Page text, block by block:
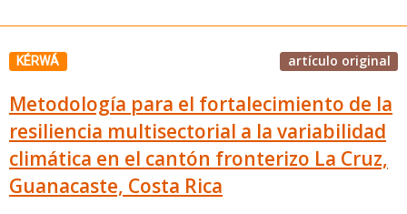
KÉRWÁ artículo original
Metodología para el fortalecimiento de la
resiliencia multisectorial a la variabilidad
climática en el cantón fronterizo La Cruz,
Guanacaste, Costa Rica